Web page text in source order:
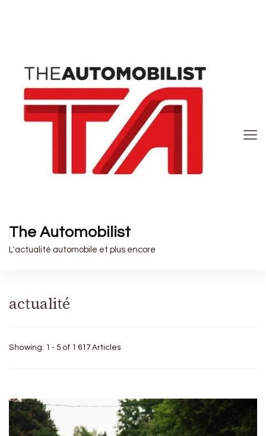
The Automobilist
L'actualité automobile et plus encore
actualité
Showing: 1 - 5 of 1 617 Articles